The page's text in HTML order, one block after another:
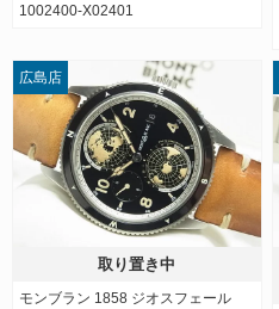
1002400-X02401
取り置き中
モンブラン 1858 ジオスフェール
広島店